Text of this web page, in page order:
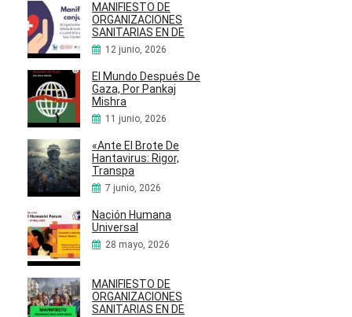
MANIFIESTO DE
ORGANIZACIONES
SANITARIAS EN DE
12 junio, 2026
El Mundo Después De
Gaza, Por Pankaj
Mishra
11 junio, 2026
«Ante El Brote De
Hantavirus: Rigor,
Transpa
7 junio, 2026
Nación Humana
Universal
28 mayo, 2026
MANIFIESTO DE
ORGANIZACIONES
SANITARIAS EN DE